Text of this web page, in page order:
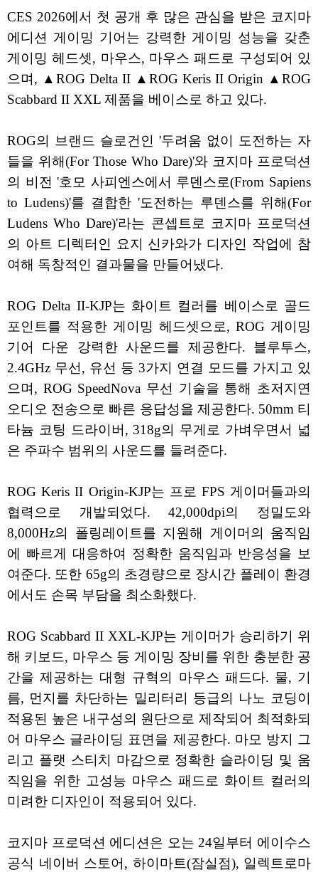
CES 2026에서 첫 공개 후 많은 관심을 받은 코지마
에디션 게이밍 기어는 강력한 게이밍 성능을 갖춘
게이밍 헤드셋, 마우스, 마우스 패드로 구성되어 있
으며, ▲ROG Delta II ▲ROG Keris II Origin ▲ROG
Scabbard II XXL 제품을 베이스로 하고 있다.
ROG의 브랜드 슬로건인 '두려움 없이 도전하는 자
들을 위해(For Those Who Dare)'와 코지마 프로덕션
의 비전 '호모 사피엔스에서 루덴스로(From Sapiens
to Ludens)'를 결합한 '도전하는 루덴스를 위해(For
Ludens Who Dare)'라는 콘셉트로 코지마 프로덕션
의 아트 디렉터인 요지 신카와가 디자인 작업에 참
여해 독창적인 결과물을 만들어냈다.
ROG Delta II-KJP는 화이트 컬러를 베이스로 골드
포인트를 적용한 게이밍 헤드셋으로, ROG 게이밍
기어 다운 강력한 사운드를 제공한다. 블루투스,
2.4GHz 무선, 유선 등 3가지 연결 모드를 가지고 있
으며, ROG SpeedNova 무선 기술을 통해 초저지연
오디오 전송으로 빠른 응답성을 제공한다. 50mm 티
타늄 코팅 드라이버, 318g의 무게로 가벼우면서 넓
은 주파수 범위의 사운드를 들려준다.
ROG Keris II Origin-KJP는 프로 FPS 게이머들과의
협력으로 개발되었다. 42,000dpi의 정밀도와
8,000Hz의 폴링레이트를 지원해 게이머의 움직임
에 빠르게 대응하여 정확한 움직임과 반응성을 보
여준다. 또한 65g의 초경량으로 장시간 플레이 환경
에서도 손목 부담을 최소화했다.
ROG Scabbard II XXL-KJP는 게이머가 승리하기 위
해 키보드, 마우스 등 게이밍 장비를 위한 충분한 공
간을 제공하는 대형 규혁의 마우스 패드다. 물, 기
름, 먼지를 차단하는 밀리터리 등급의 나노 코딩이
적용된 높은 내구성의 원단으로 제작되어 최적화되
어 마우스 글라이딩 표면을 제공한다. 마모 방지 그
리고 플랫 스티치 마감으로 정확한 슬라이딩 및 움
직임을 위한 고성능 마우스 패드로 화이트 컬러의
미려한 디자인이 적용되어 있다.
코지마 프로덕션 에디션은 오는 24일부터 에이수스
공식 네이버 스토어, 하이마트(잠실점), 일렉트로마